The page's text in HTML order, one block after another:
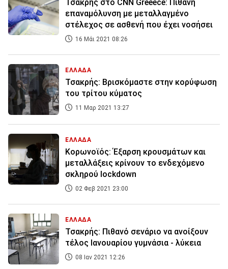
Τσακρής στο CNN Greeece: Πιθανή
επαναμόλυνση με μεταλλαγμένο
στέλεχος σε ασθενή που έχει νοσήσει
16 Μάι 2021 08:26
ΕΛΛΑΔΑ
Τσακρής: Βρισκόμαστε στην κορύφωση
του τρίτου κύματος
11 Μαρ 2021 13:27
ΕΛΛΑΔΑ
Κορωνοϊός: Έξαρση κρουσμάτων και
μεταλλάξεις κρίνουν το ενδεχόμενο
σκληρού lockdown
02 Φεβ 2021 23:00
ΕΛΛΑΔΑ
Τσακρής: Πιθανό σενάριο να ανοίξουν
τέλος Ιανουαρίου γυμνάσια - λύκεια
08 Ιαν 2021 12:26